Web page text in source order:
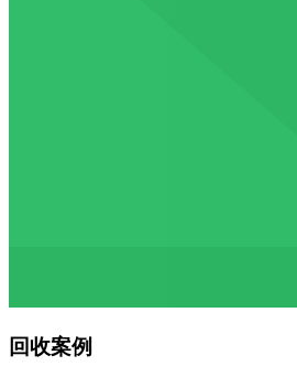
回收案例